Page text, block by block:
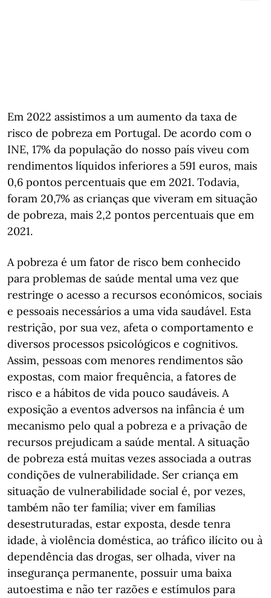
Em 2022 assistimos a um aumento da taxa de
risco de pobreza em Portugal. De acordo com o
INE, 17% da população do nosso país viveu com
rendimentos líquidos inferiores a 591 euros, mais
0,6 pontos percentuais que em 2021. Todavia,
foram 20,7% as crianças que viveram em situação
de pobreza, mais 2,2 pontos percentuais que em
2021.
A pobreza é um fator de risco bem conhecido
para problemas de saúde mental uma vez que
restringe o acesso a recursos económicos, sociais
e pessoais necessários a uma vida saudável. Esta
restrição, por sua vez, afeta o comportamento e
diversos processos psicológicos e cognitivos.
Assim, pessoas com menores rendimentos são
expostas, com maior frequência, a fatores de
risco e a hábitos de vida pouco saudáveis. A
exposição a eventos adversos na infância é um
mecanismo pelo qual a pobreza e a privação de
recursos prejudicam a saúde mental. A situação
de pobreza está muitas vezes associada a outras
condições de vulnerabilidade. Ser criança em
situação de vulnerabilidade social é, por vezes,
também não ter família; viver em famílias
desestruturadas, estar exposta, desde tenra
idade, à violência doméstica, ao tráfico ilícito ou à
dependência das drogas, ser olhada, viver na
insegurança permanente, possuir uma baixa
autoestima e não ter razões e estímulos para